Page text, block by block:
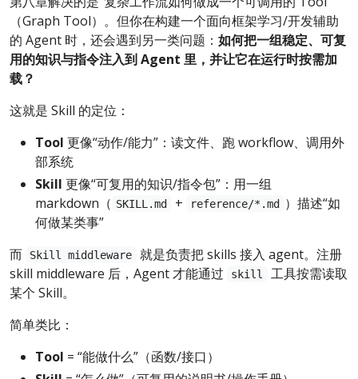
（Graph Tool）。但你在构建一个面向框架学习/开发辅助
的 Agent 时，还会遇到另一类问题： 如何把一组稳定、可复
用的知识与指令注入到 Agent 里，并让它在运行时按需加
载？
这就是 Skill 的定位：
Tool 更像“动作/能力”：读文件、跑 workflow、调用外
部系统
Skill 更像“可复用的知识/指令包”：用一组
markdown（ SKILL.md + reference/*.md
）描述“如
何做某类事”
而
Skill middleware
就是负责把 skills 接入 agent。注册
skill middleware 后，Agent 才能通过
skill
工具按需读取
某个 Skill。
简单类比：
Tool = “能做什么”（函数/接口）